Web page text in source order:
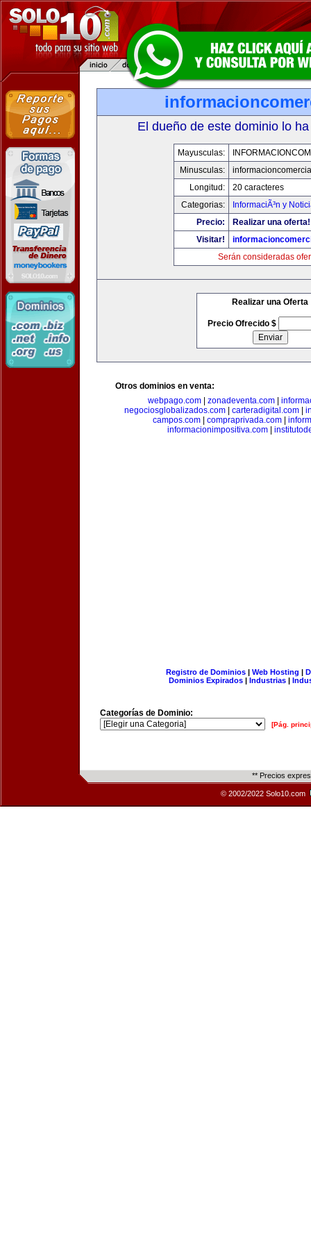
El dueño de este dominio lo
Mayusculas:
Minusculas:
Longitud:
20 caracteres
Categorias:
InformaciÃ³n y
Precio:
Realizar una oferta!
Visitar!
Serán consideradas
Realizar una Oferta
Precio Ofrecido $
Otros dominios en venta:
webpago.com
zonadeventa.com
negociosglobalizados.com
carteradigital.com
campos.com
compraprivada.com
informacionimpositiva.com
Registro de Dominios| Web Hosting |
Dominios Expirados | Industrias |
Categorías de Dominio:
[Pág.
** Precios
© 2002/2022 Solo10.com